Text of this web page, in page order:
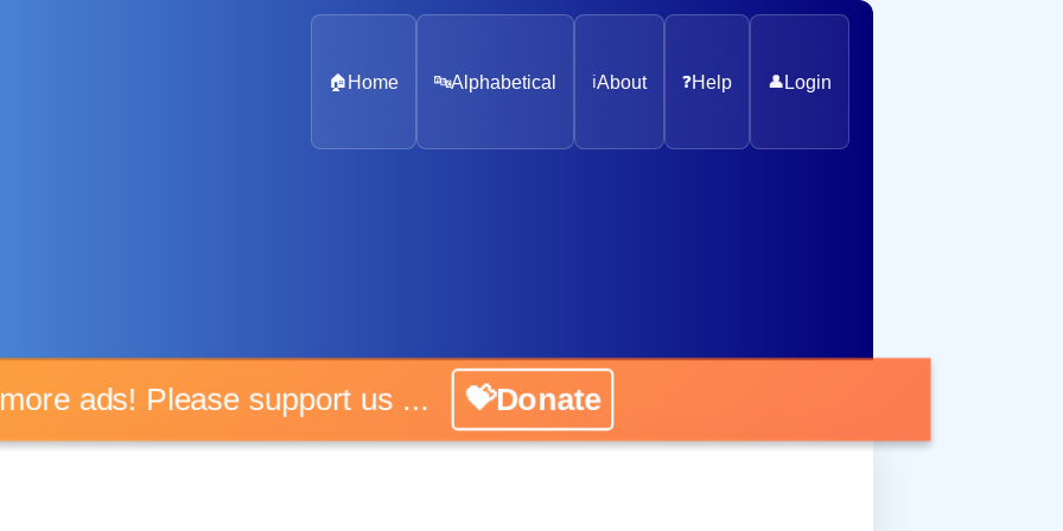
🏠 Home 🔤Alphabetical ℹ️About ❓Help 👤 Login
ads! Please support us ... 💝Donate